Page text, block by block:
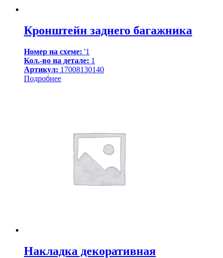
Кронштейн заднего багажника
Номер на схеме: '1
Кол.-во на детале: 1
Артикул: 17008130140
Подробнее
Накладка декоративная